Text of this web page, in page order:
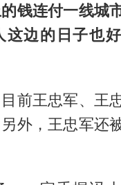
钱连付一线城
这边的日子也
前王忠军、王
外，王忠军还